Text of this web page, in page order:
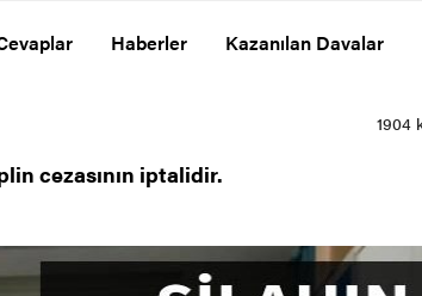
Haberler Kazanılan Davalar
cezasının iptalidir.